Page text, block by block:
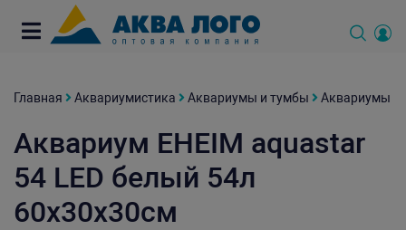
Главная Аквариумистика Аквариумы и тумбы Аквариумы
Аквариум EHEIM aquastar
54 LED белый 54л
60x30x30см